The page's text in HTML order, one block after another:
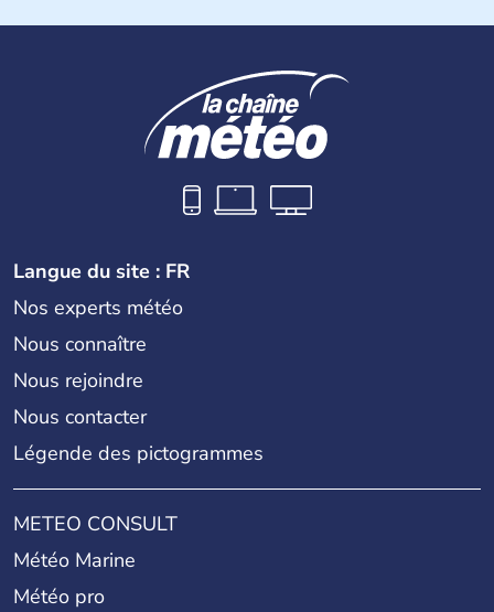
Langue du site : FR
Nos experts météo
Nous connaître
Nous rejoindre
Nous contacter
Légende des pictogrammes
METEO CONSULT
Météo Marine
Météo pro